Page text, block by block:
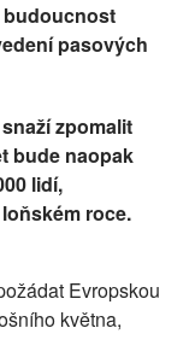
budoucnost
pasových
zpomalit
bude naopak
lidí,
roce.
Evropskou
května,